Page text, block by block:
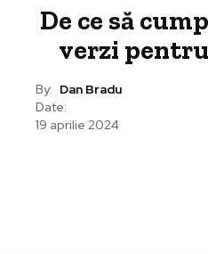
De ce să
verzi
By: Dan Bradu
Date:
19 aprilie 2024